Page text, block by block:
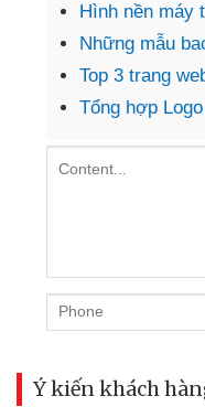
Hình nền máy
Những mẫu
Top 3 trang
Tổng hợp
Ý kiến khách